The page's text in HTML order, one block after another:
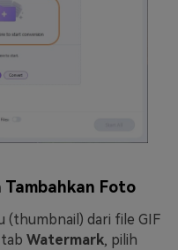
Foto
(thumbnail) dari file GIF
Watermark, pilih